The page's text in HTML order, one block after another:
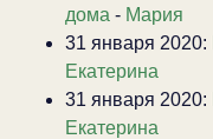
дома - Мария
31 января 2020:
Екатерина
31 января 2020:
Екатерина